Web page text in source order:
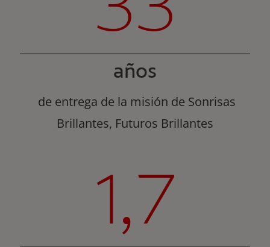
años
de entrega de la misión de Sonrisas
Brillantes, Futuros Brillantes
1,7